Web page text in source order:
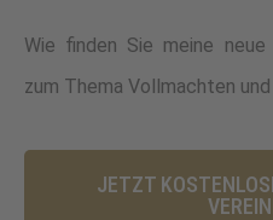
Wie finden Sie meine
zum Thema Vollmachten
JETZT